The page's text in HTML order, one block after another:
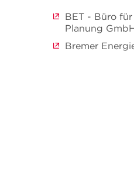
BET - Büro
Planung
Bremer